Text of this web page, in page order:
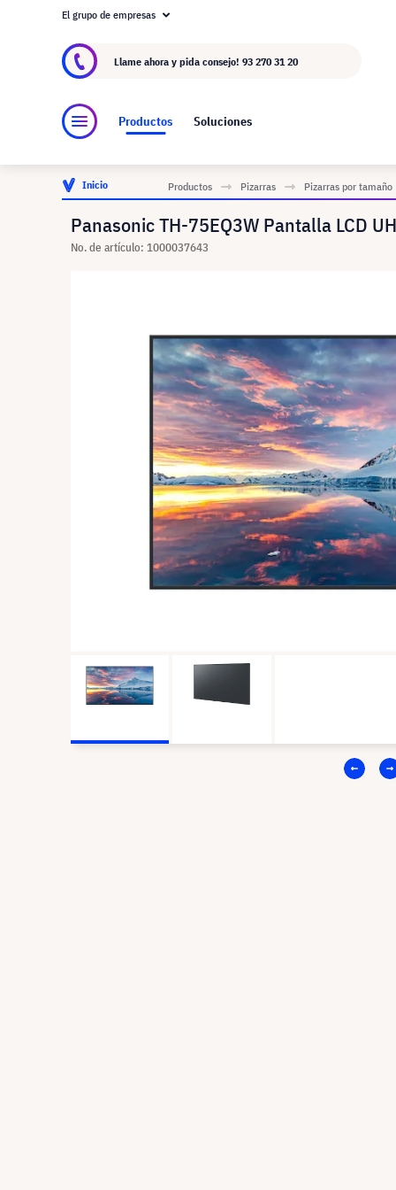
Acerca de visunext.es
El grupo de empresas
Llame ahora y pida consejo! 93 270 31 20
Productos Soluciones
Inicio Productos Pizarras Pizarras por tamaño
Panasonic TH-75EQ3W Pantalla LCD
No. de artículo: 1000037643